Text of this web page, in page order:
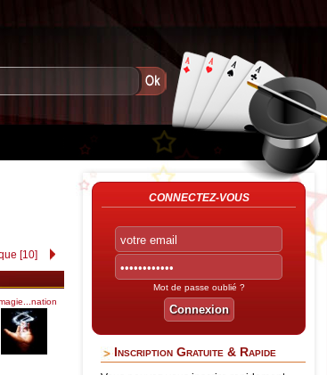
[10]
CONNECTEZ-VOUS
Mot de passe oublié ?
Inscription Gratuite & Rapide